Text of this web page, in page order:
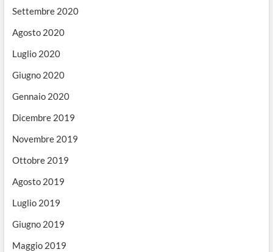
Settembre 2020
Agosto 2020
Luglio 2020
Giugno 2020
Gennaio 2020
Dicembre 2019
Novembre 2019
Ottobre 2019
Agosto 2019
Luglio 2019
Giugno 2019
Maggio 2019